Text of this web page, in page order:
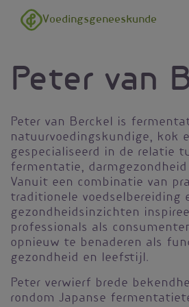
Overslaan en naar de inhoud gaan
Voedingsgeneeskunde
Peter van
Peter van Berckel is
natuurvoedingskundige, kok
gespecialiseerd in de relatie
fermentatie,
Vanuit een combinatie van
traditionele voedselbereiding
gezondheidsinzichten
professionals als
opnieuw te benaderen als
gezondheid en leefstijl.
Peter verwierf brede
rondom Japanse